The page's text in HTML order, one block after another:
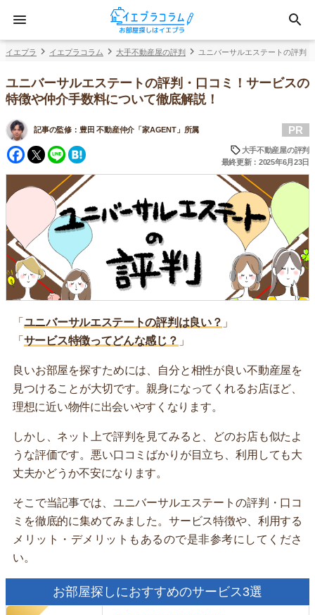
イエプラ イエプラコラム 大手不動産屋の評判 ユニバーサルエステートの評判
ユニバーサルエステートの評判・口コミ！サービスの
特徴や仲介手数料について徹底解説！
記事の監修： 豊田 不動産仲介「家AGENT」所属
Facebook
Twitter
Line
PR
大手不動産屋の評判
最終更新：2025年6月23日
「 ユニバーサルエステートの評判は良い？ 」
「 サービス特徴ってどんな感じ？ 」
良いお部屋を探すためには、自分と相性が良い不動産屋を
見つけることが大切です。親身になってくれるお店ほど、
理想に近い物件に出会いやすくなります。
しかし、ネット上で評判を見てみると、どのお店も似たよ
うな評価です。悪い口コミばかりが目立ち、利用しても大
丈夫かどうか不安になります。
そこで当記事では、ユニバーサルエステートの評判・口コ
ミを徹底的に集めてみました。サービス特徴や、利用する
メリット・デメリットもあるので是非参考にしてくださ
い。
お部屋探しにおすすめのサービス3選